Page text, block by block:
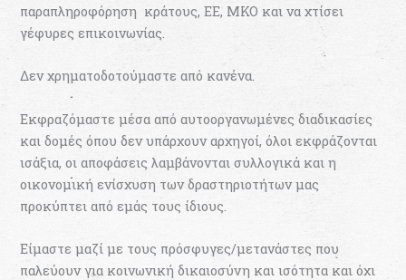
παραπληροφόρηση κράτους, ΕΕ, ΜΚΟ και να χτίσει
γέφυρες επικοινωνίας.
Δεν χρηματοδοτούμαστε από κανένα.
Εκφραζόμαστε μέσα από αυτοοργανωμένες διαδικασίες
και δομές όπου δεν υπάρχουν αρχηγοί, όλοι εκφράζονται
ισάξια, οι αποφάσεις λαμβάνονται συλλογικά και η
οικονομική ενίσχυση των δραστηριοτήτων μας
προκύπτει από εμάς τους ίδιους.
Είμαστε μαζί με τους πρόσφυγες/μετανάστες που
παλεύουν για κοινωνική δικαιοσύνη και ισότητα και όχι